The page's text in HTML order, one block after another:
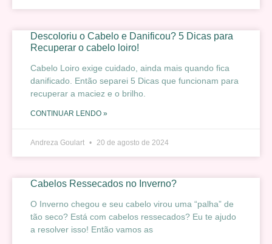
Descoloriu o Cabelo e Danificou? 5 Dicas para
Recuperar o cabelo loiro!
Cabelo Loiro exige cuidado, ainda mais quando fica
danificado. Então separei 5 Dicas que funcionam para
recuperar a maciez e o brilho.
CONTINUAR LENDO »
Andreza Goulart 20 de agosto de 2024
Cabelos Ressecados no Inverno?
O Inverno chegou e seu cabelo virou uma “palha” de
tão seco? Está com cabelos ressecados? Eu te ajudo
a resolver isso! Então vamos as